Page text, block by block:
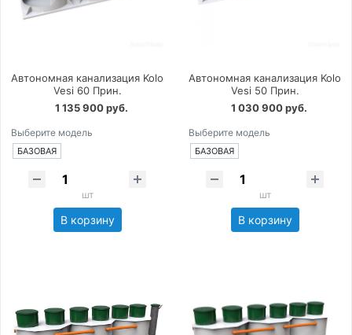
Автономная канализация Kolo
Vesi 60 Прин.
1 135 900 руб.
Выберите модель
БАЗОВАЯ
шт
В корзину
Автономная канализация Kolo
Vesi 50 Прин.
1 030 900 руб.
Выберите модель
БАЗОВАЯ
шт
В корзину